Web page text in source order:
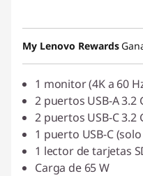
My Lenovo Rewards
1 monitor (4K a 60
2 puertos USB-A 3.2
2 puertos USB-C 3.2
1 puerto USB-C
1 lector de tarjetas
Carga de 65 W